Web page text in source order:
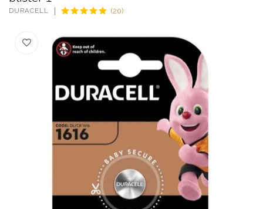
DURACELL (20)